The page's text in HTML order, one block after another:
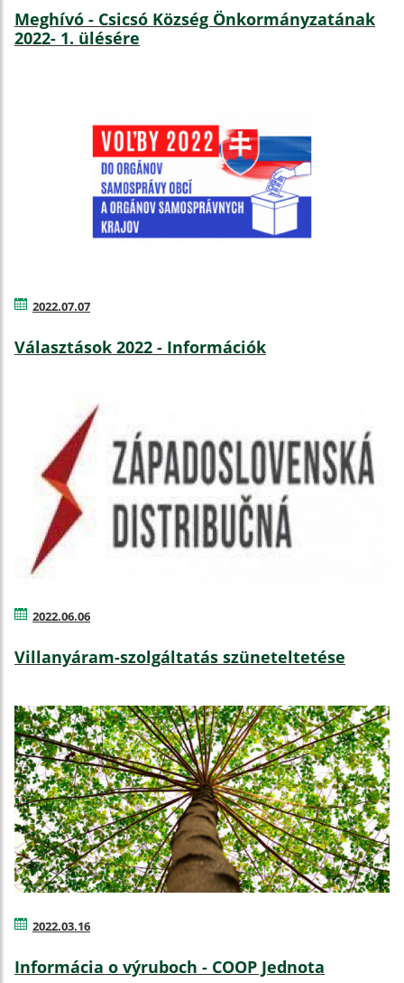
Meghívó - Csicsó Község Önkormányzatának
2022- 1. ülésére
2022.07.07
Választások 2022 - Információk
2022.06.06
Villanyáram-szolgáltatás szüneteltetése
2022.03.16
Informácia o výruboch - COOP Jednota